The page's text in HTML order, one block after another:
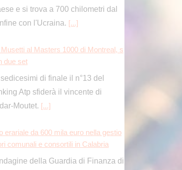
e si trova a 700 chilometri dal
con l'Ucraina. [...]
al Masters 1000 di Montreal, s
due set
di finale il n°13 del
Atp sfiderà il vincente di
Moutet. [...]
erariale da 600 mila euro nella gestio
comunali e consortili in Calabria
della Guardia di Finanza di